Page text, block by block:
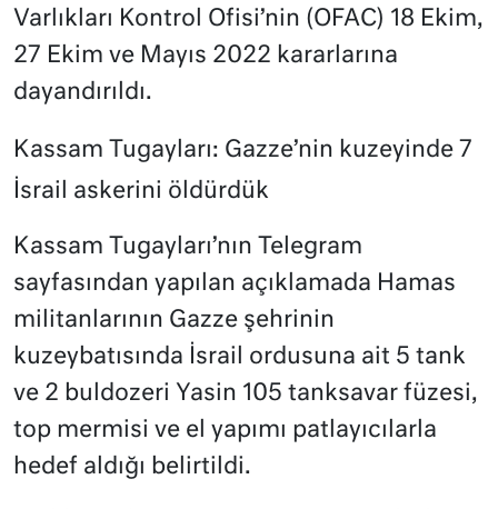
Varlıkları Kontrol Ofisi’nin (OFAC) 18 Ekim,
27 Ekim ve Mayıs 2022 kararlarına
dayandırıldı.
Kassam Tugayları: Gazze’nin kuzeyinde 7
İsrail askerini öldürdük
Kassam Tugayları’nın Telegram
sayfasından yapılan açıklamada Hamas
militanlarının Gazze şehrinin
kuzeybatısında İsrail ordusuna ait 5 tank
ve 2 buldozeri Yasin 105 tanksavar füzesi,
top mermisi ve el yapımı patlayıcılarla
hedef aldığı belirtildi.